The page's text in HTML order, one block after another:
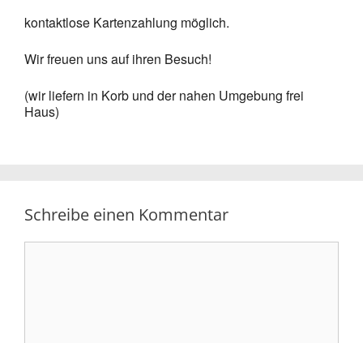
kontaktlose Kartenzahlung möglich.
Wir freuen uns auf ihren Besuch!
(wir liefern in Korb und der nahen Umgebung frei
Haus)
Schreibe einen Kommentar